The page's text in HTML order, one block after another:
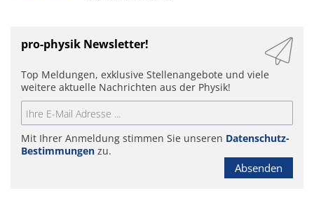
pro-physik Newsletter!
Top Meldungen, exklusive Stellenangebote und viele
weitere aktuelle Nachrichten aus der Physik!
Mit Ihrer Anmeldung stimmen Sie unseren Datenschutz-
Bestimmungen zu.
Absenden